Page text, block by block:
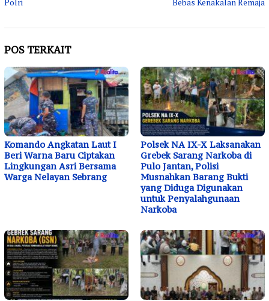
POS TERKAIT
Komando Angkatan Laut I
Beri Warna Baru Ciptakan
Lingkungan Asri Bersama
Warga Nelayan Sebrang
Polsek NA IX-X Laksanakan
Grebek Sarang Narkoba di
Pulo Jantan, Polisi
Musnahkan Barang Bukti
yang Diduga Digunakan
untuk Penyalahgunaan
Narkoba